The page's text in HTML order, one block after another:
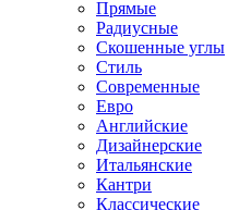
Прямые
Радиусные
Скошенные углы
Стиль
Современные
Евро
Английские
Дизайнерские
Итальянские
Кантри
Классические